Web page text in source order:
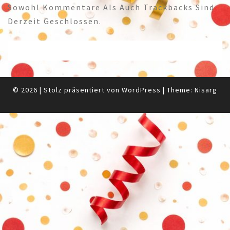
Sowohl Kommentare Als Auch Trackbacks Sind
Derzeit Geschlossen.
© 2026 | Stolz präsentiert von WordPress | Theme: Nisarg